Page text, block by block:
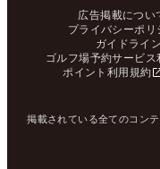
広告掲載につい
プライバシーポリ
ガイドライン
ゴルフ場予約サービス
ポイント利用規約
掲載されている全てのコン